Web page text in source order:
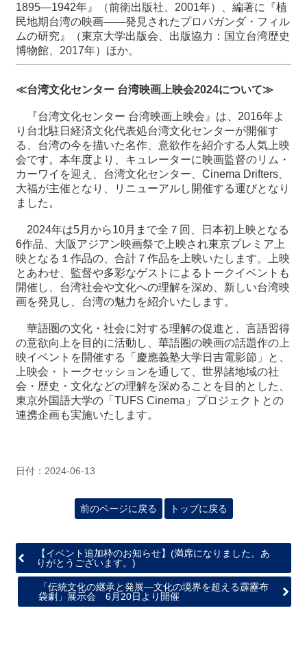
1895―1942年』（前衛出版社、2001年）、編著に『植
民地期台湾の映画――発見されたプロパガンダ・フィル
ムの研究』（東京大学出版会、出版協力：国立台湾歴史
博物館、2017年）ほか。
≪台湾文化センター 台湾映画上映会2024について≫
『台湾文化センター 台湾映画上映会』は、2016年よ
り台北駐日経済文化代表処台湾文化センターが開催す
る、台湾の今を描いた名作、意欲作を紹介する人気上映
会です。本年度より、キュレーターに映画監督のリム・
カーワイを迎え、台湾文化センター、Cinema Drifters、
大福が主催となり、リニューアルし開催する運びとなり
ました。
2024年は5月から10月まで全７回、日本初上映となる
6作品、大阪アジアン映画祭で上映され東京プレミア上
映となる１作品の、合計７作品を上映いたします。上映
とあわせ、監督や多彩なゲストによるトークイベントも
開催し、台湾社会や文化への理解を深め、新しい台湾映
画を発見し、台湾の魅力を紹介いたします。
華語圏の文化・社会に対する理解の促進と、言語習得
の意欲向上を目的に活動し、華語圏の映画の話題作の上
映イベントを開催する「慶應義塾大学日吉電影節」と、
上映会・トークセッションを通して、世界諸地域の社
会・歴史・文化などの理解を深めることを目的とした、
東京外国語大学の「TUFS Cinema」プロジェクトとの
連携企画も実施いたします。
日付：2024-06-13
前のページに戻る トップに戻る
【イベント追加枠のお知らせ】(満席になりました。あ
りがとうございます。)
「伝統文化の継承と発展―文化の境界を超える霹靂布
袋劇」展示会 6月20日より開催